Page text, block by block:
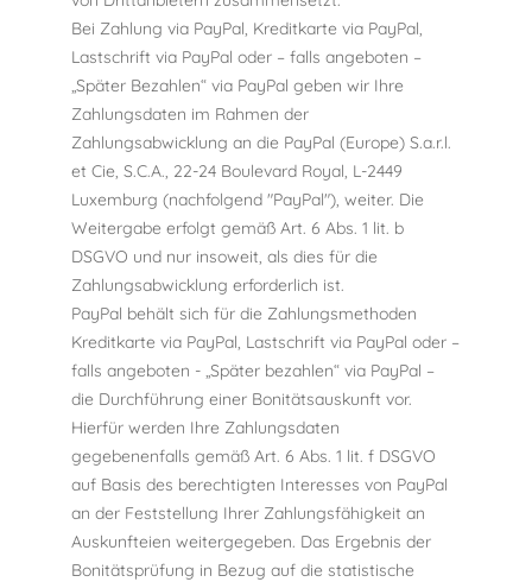
Bei Zahlung via PayPal, Kreditkarte via PayPal,
Lastschrift via PayPal oder – falls angeboten –
„Später Bezahlen“ via PayPal geben wir Ihre
Zahlungsdaten im Rahmen der
Zahlungsabwicklung an die PayPal (Europe) S.a.r.l.
et Cie, S.C.A., 22-24 Boulevard Royal, L-2449
Luxemburg (nachfolgend "PayPal"), weiter. Die
Weitergabe erfolgt gemäß Art. 6 Abs. 1 lit. b
DSGVO und nur insoweit, als dies für die
Zahlungsabwicklung erforderlich ist.
PayPal behält sich für die Zahlungsmethoden
Kreditkarte via PayPal, Lastschrift via PayPal oder –
falls angeboten - „Später bezahlen“ via PayPal –
die Durchführung einer Bonitätsauskunft vor.
Hierfür werden Ihre Zahlungsdaten
gegebenenfalls gemäß Art. 6 Abs. 1 lit. f DSGVO
auf Basis des berechtigten Interesses von PayPal
an der Feststellung Ihrer Zahlungsfähigkeit an
Auskunfteien weitergegeben. Das Ergebnis der
Bonitätsprüfung in Bezug auf die statistische